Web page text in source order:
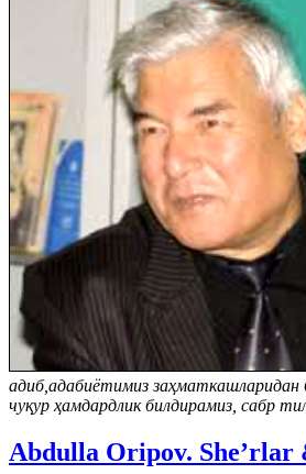
адиб,адабиётимиз
чуқур ҳамдардлик билдирамиз, сабр
Abdulla Oripov.